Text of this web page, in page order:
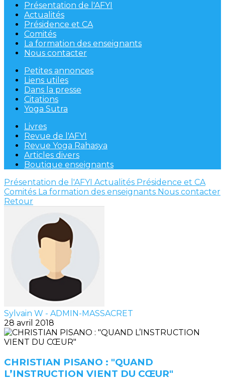
Présentation de l'AFYI
Actualités
Présidence et CA
Comités
La formation des enseignants
Nous contacter
Petites annonces
Liens utiles
Dans la presse
Citations
Yoga Sutra
Livres
Revue de l'AFYI
Revue Yoga Rahasya
Articles divers
Boutique enseignants
Présentation de l'AFYI Actualités Présidence et CA
Comités La formation des enseignants Nous contacter
Retour
Sylvain W - ADMIN-MASSACRET
28 avril 2018
CHRISTIAN PISANO : "QUAND
L’INSTRUCTION VIENT DU CŒUR"